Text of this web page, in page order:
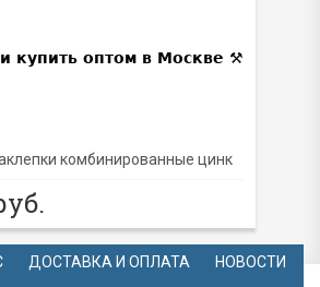
комбинированные цинк
ДОСТАВКА И ОПЛАТА НОВОСТИ